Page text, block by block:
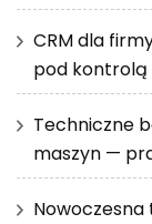
CRM dla
pod kontrolą
Techniczne
maszyn —